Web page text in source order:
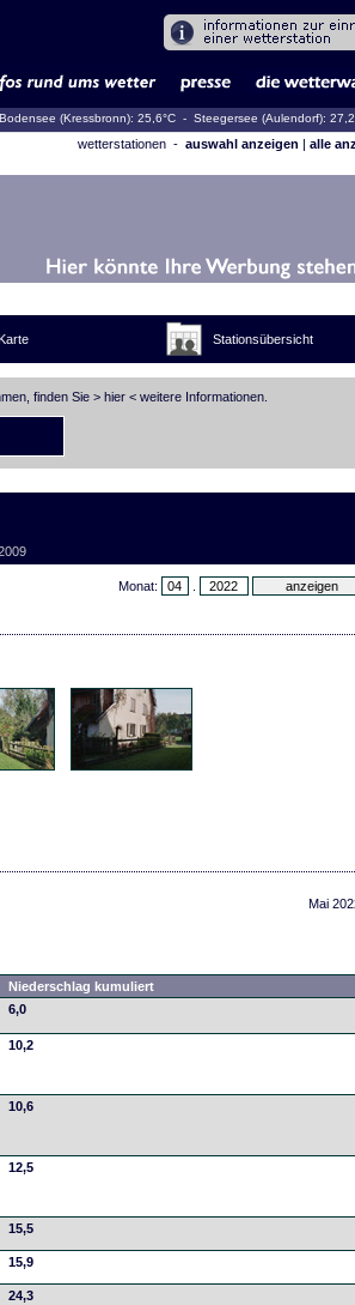
Bodensee (Kressbronn): 25,6°C - Steegersee (Aulendorf):
wetterstationen - auswahl anzeigen | alle
Stationsübersicht
finden Sie > hier< weitere Informationen.
Monat:
Mai
Niederschlag kumuliert
6,0
10,2
10,6
12,5
15,5
15,9
24,3